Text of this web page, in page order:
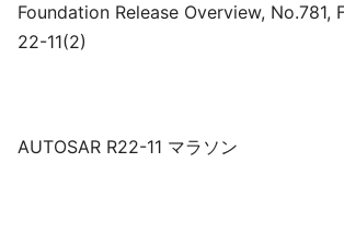
Foundation Release Overview, No.781,
22-11(2)
AUTOSAR R22-11 マラソン